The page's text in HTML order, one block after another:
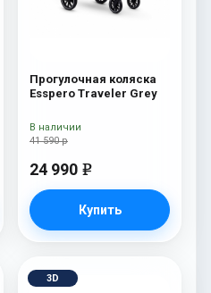
Прогулочная коляска
Esspero Traveler Grey
41 590 р
24 990 e
Купить
В наличии
3D